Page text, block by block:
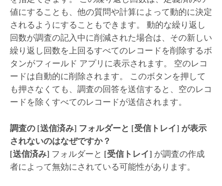
値にすることも、他の質問や計算によって動的に決定
されるようにすることもできます。 動的な繰り返し
回数が調査の記入中に削減された場合は、その新しい
繰り返し回数を上回るすべてのレコードを削除するボ
タンがフィールド アプリに表示されます。 空のレコ
ードは自動的に削除されます。 このボタンを押して
も押さなくても、調査の回答を送信すると、空のレコ
ードを除くすべてのレコードが送信されます。
調査の [送信済み] フォルダーと [受信トレイ] が表示
されないのはなぜですか？
[送信済み] フォルダーと [受信トレイ] が調査の作成
者によって無効にされている可能性があります。